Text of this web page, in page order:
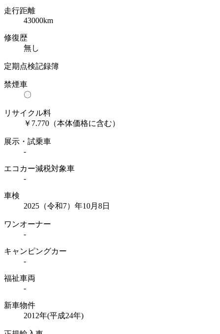
走行距離
43000km
修復歴
無し
定期点検記録簿
禁煙車
〇
リサイクル料
￥7.770（本体価格に含む）
展示・試乗車
-
エコカー減税対象車
-
車検
2025（令和7）年10月8日
ワンオーナー
-
キャンピングカー
-
福祉車両
-
新車物件
2012年(平成24年)